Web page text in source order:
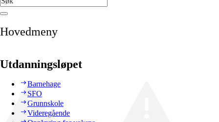
Hovedmeny
Utdanningsløpet
Barnehage
SFO
Grunnskole
Videregående